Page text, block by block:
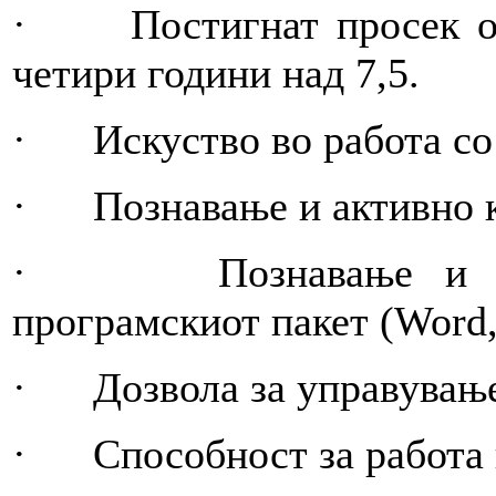
· Постигнат просек
четири години над 7,5.
· Искуство во работа со
· Познавање и активно
· Познавање и
програмскиот пакет
· Дозвола за
· Способност за работа